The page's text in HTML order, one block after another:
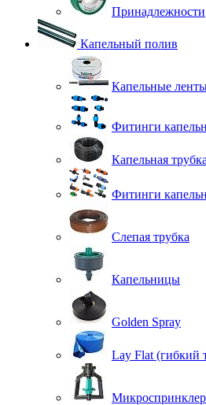
Принадлежности
Капельный полив
Капельные
Фитинги
Капельная трубка
Фитинги
Слепая трубка
Капельницы
Golden Spray
Lay Flat (гибкий